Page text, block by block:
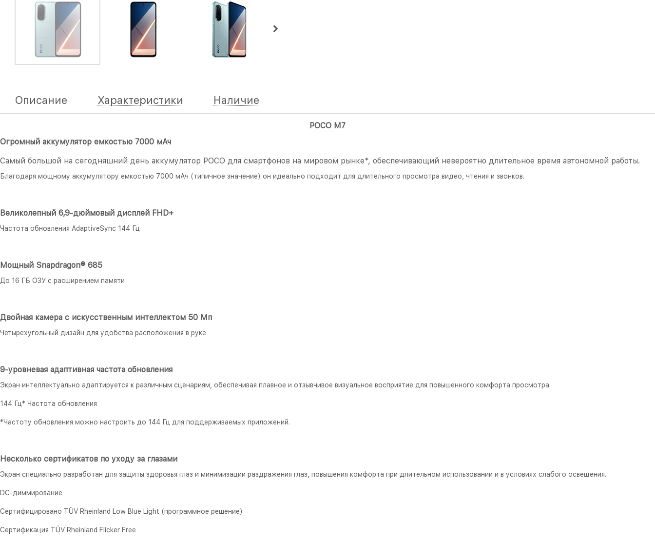
Описание Характеристики Наличие
POCO M7
Огромный аккумулятор емкостью 7000 мАч
Самый большой на сегодняшний день аккумулятор POCO для смартфонов на мировом рынке*, обеспечивающий невероятно длительное время автономной работы.
Благодаря мощному аккумулятору емкостью 7000 мАч (типичное значение) он идеально подходит для длительного просмотра видео, чтения и звонков.
Великолепный 6,9-дюймовый дисплей FHD+
Частота обновления AdaptiveSync 144 Гц
Мощный Snapdragon® 685
До 16 ГБ ОЗУ с расширением памяти
Двойная камера с искусственным интеллектом 50 Мп
Четырехугольный дизайн для удобства расположения в руке
9-уровневая адаптивная частота обновления
Экран интеллектуально адаптируется к различным сценариям, обеспечивая плавное и отзывчивое визуальное восприятие для повышенного комфорта просмотра.
144 Гц* Частота обновления
*Частоту обновления можно настроить до 144 Гц для поддерживаемых приложений.
Несколько сертификатов по уходу за глазами
Экран специально разработан для защиты здоровья глаз и минимизации раздражения глаз, повышения комфорта при длительном использовании и в условиях слабого освещения.
DC-диммирование
Сертифицировано TÜV Rheinland Low Blue Light (программное решение)
Сертификация TÜV Rheinland Flicker Free